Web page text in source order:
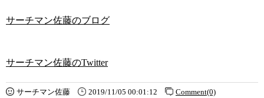
サーチマン佐藤のブログ
サーチマン佐藤のTwitter
サーチマン佐藤 2019/11/05 00:01:12 Comment(0)